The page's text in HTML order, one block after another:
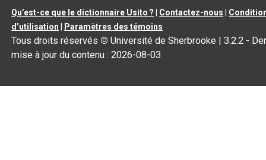
Qu’est-ce que le dictionnaire Usito ? Contactez-nous
d’utilisation
Paramètres des témoins
Tous droits réservés © Université de Sherbrooke |3.2.2 -
mise à jour du contenu :2026-08-03